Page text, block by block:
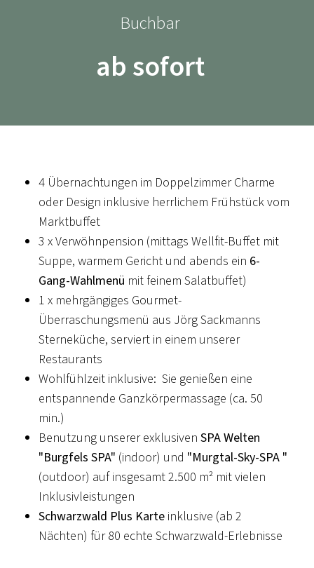
Buchbar
ab sofort
4 Übernachtungen im Doppelzimmer Charme
oder Design inklusive herrlichem Frühstück vom
Marktbuffet
3 x Verwöhnpension (mittags Wellfit-Buffet mit
Suppe, warmem Gericht und abends ein 6-
Gang-Wahlmenü mit feinem Salatbuffet)
1 x mehrgängiges Gourmet-
Überraschungsmenü aus Jörg Sackmanns
Sterneküche, serviert in einem unserer
Restaurants
Wohlfühlzeit inklusive: Sie genießen eine
entspannende Ganzkörpermassage (ca. 50
min.)
Benutzung unserer exklusiven SPA Welten
"Burgfels SPA" (indoor) und "Murgtal-Sky-SPA "
(outdoor) auf insgesamt 2.500 m² mit vielen
Inklusivleistungen
Schwarzwald Plus Karte inklusive (ab 2
Nächten) für 80 echte Schwarzwald-Erlebnisse
Nico Sackmann rocken samt Team unsere
Küchenwerkstatt
Beitrag ansehen